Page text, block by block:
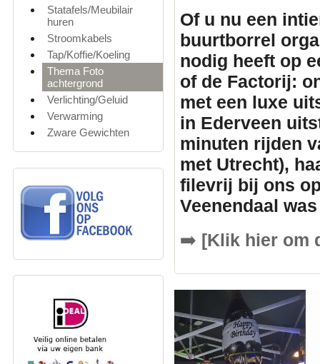
Statafels/Meubilair
huren
Stroomkabels
Tap/Koffie/Koeling
Thema Foto
achtergrond
Verlichting/Geluid
Verwarming
Zware Gewichten
Of u nu een
buurtborrel
nodig heeft op
of de Factorij:
met een luxe
in Ederveen
minuten rijden
met Utrecht),
filevrij bij ons
Veenendaal
➡️ [Klik hier om